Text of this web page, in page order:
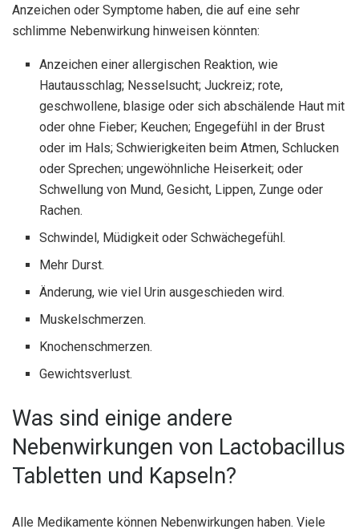
Anzeichen oder Symptome haben, die auf eine sehr
schlimme Nebenwirkung hinweisen könnten:
Anzeichen einer allergischen Reaktion, wie
Hautausschlag; Nesselsucht; Juckreiz; rote,
geschwollene, blasige oder sich abschälende Haut mit
oder ohne Fieber; Keuchen; Engegefühl in der Brust
oder im Hals; Schwierigkeiten beim Atmen, Schlucken
oder Sprechen; ungewöhnliche Heiserkeit; oder
Schwellung von Mund, Gesicht, Lippen, Zunge oder
Rachen.
Schwindel, Müdigkeit oder Schwächegefühl.
Mehr Durst.
Änderung, wie viel Urin ausgeschieden wird.
Muskelschmerzen.
Knochenschmerzen.
Gewichtsverlust.
Was sind einige andere
Nebenwirkungen von Lactobacillus
Tabletten und Kapseln?
Alle Medikamente können Nebenwirkungen haben. Viele